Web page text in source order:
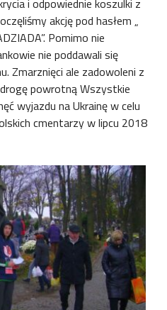
i odpowiednie koszulki z
akcję pod hasłem „
Pomimo nie
nie poddawali się
Zmarznięci ale zadowoleni z
powrotną Wszystkie
wyjazdu na Ukrainę w celu
cmentarzy w lipcu 2018